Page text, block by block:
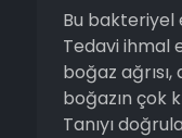
Bu bakteriyel
Tedavi ihmal
boğaz
boğazın çok
Tanıyı